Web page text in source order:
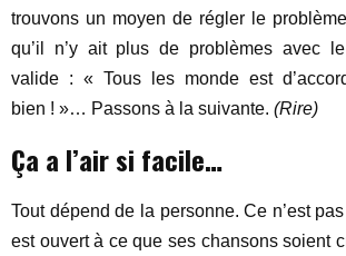
trouvons un moyen de régler le
qu’il n’y ait plus de problèmes avec
valide : « Tous les monde est
bien ! »… Passons à la suivante. (Rire)
Ça a l’air si facile…
Tout dépend de la personne. Ce n’est
est ouvert à ce que ses chansons soient